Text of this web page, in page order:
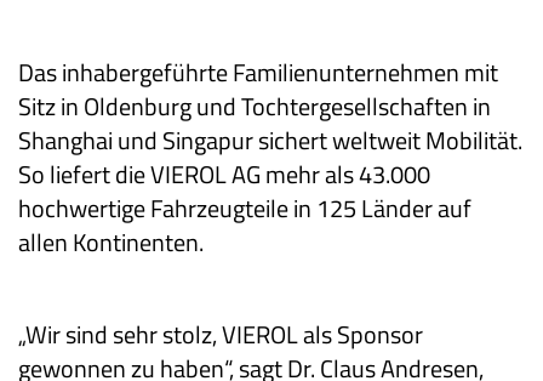
Das inhabergeführte Familienunternehmen mit
Sitz in Oldenburg und Tochtergesellschaften in
Shanghai und Singapur sichert weltweit Mobilität.
So liefert die VIEROL AG mehr als 43.000
hochwertige Fahrzeugteile in 125 Länder auf
allen Kontinenten.
„Wir sind sehr stolz, VIEROL als Sponsor
gewonnen zu haben“, sagt Dr. Claus Andresen,